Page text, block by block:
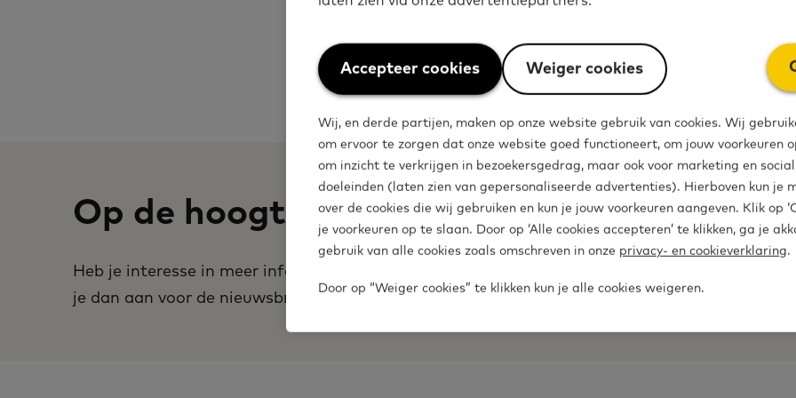
Laaggeletterdheid 2020-2024.
Op de hoogte blijven?
Heb je interesse in meer informatie over basisvaardigheden? Meld
je dan aan voor de nieuwsbrief.
Meld je
Accepteer cookies Weiger cookies
Weiger
cookies
Wij, en derde partijen, maken op onze website gebruik van cookies. Wij
om ervoor te zorgen dat onze website goed functioneert, om jouw voorkeuren
om inzicht te verkrijgen in bezoekersgedrag, maar ook voor marketing en
doeleinden (laten zien van gepersonaliseerde advertenties). Hierboven kun je
over de cookies die wij gebruiken en kun je jouw voorkeuren aangeven. Klik op
je voorkeuren op te slaan. Door op ‘Alle cookies accepteren’ te klikken, ga je
gebruik van alle cookies zoals omschreven in onze privacy- en cookieverklaring.
Door op “Weiger cookies” te klikken kun je alle cookies weigeren.